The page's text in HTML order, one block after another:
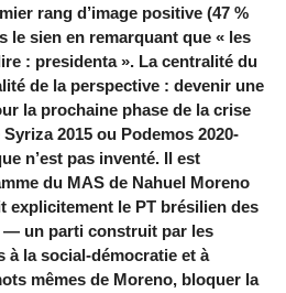
rang d’image positive (47 %
le sien en remarquant que « les
: presidenta ». La centralité du
de la perspective : devenir une
la prochaine phase de la crise
2015 ou Podemos 2020-
n’est pas inventé. Il est
du MAS de Nahuel Moreno
explicitement le PT brésilien des
— un parti construit par les
la social-démocratie et à
mêmes de Moreno, bloquer la